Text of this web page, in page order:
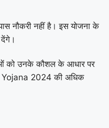
नौकरी नहीं है। इस योजना के
को उनके कौशल के आधार पर
Yojana 2024 की अधिक